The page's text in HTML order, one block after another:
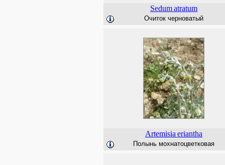
Sedumatratum
Очиток черноватый
Artemisia eriantha
Полынь мохнатоцветковая